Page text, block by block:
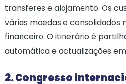
transferes e alojamento. Os
várias moedas e consolidados
financeiro. O itinerário é
automática e actualizações
2. Congresso